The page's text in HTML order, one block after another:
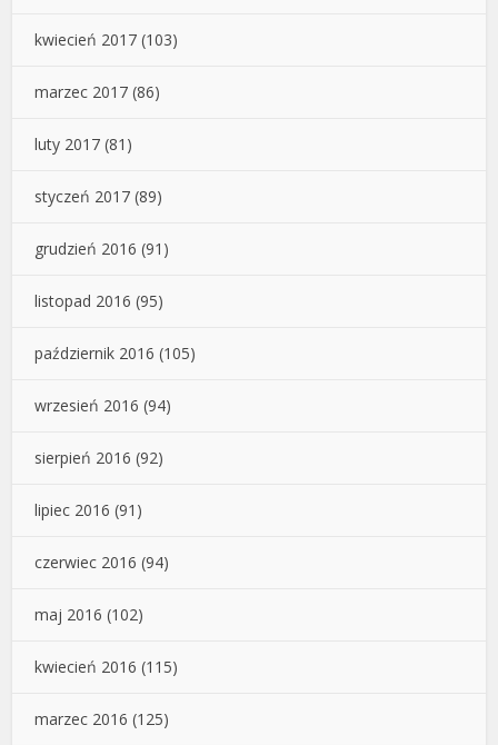
kwiecień 2017 (103)
marzec 2017 (86)
luty 2017 (81)
styczeń 2017 (89)
grudzień 2016 (91)
listopad 2016 (95)
październik 2016 (105)
wrzesień 2016 (94)
sierpień 2016 (92)
lipiec 2016 (91)
czerwiec 2016 (94)
maj 2016 (102)
kwiecień 2016 (115)
marzec 2016 (125)